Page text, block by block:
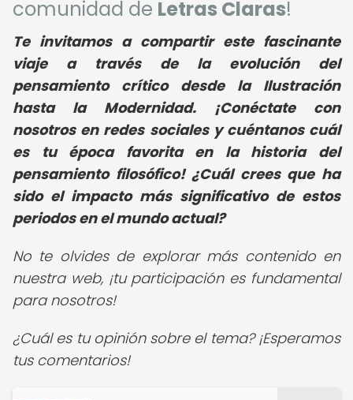
comunidad de Letras Claras!
Te invitamos a compartir este fascinante
viaje a través de la evolución del
pensamiento crítico desde la Ilustración
hasta la Modernidad. ¡Conéctate con
nosotros en redes sociales y cuéntanos cuál
es tu época favorita en la historia del
pensamiento filosófico! ¿Cuál crees que ha
sido el impacto más significativo de estos
periodos en el mundo actual?
No te olvides de explorar más contenido en
nuestra web, ¡tu participación es fundamental
para nosotros!
¿Cuál es tu opinión sobre el tema? ¡Esperamos
tus comentarios!